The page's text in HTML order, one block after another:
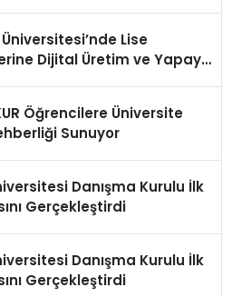
Lise
Dijital Üretim ve Yapay
Öğrencilere Üniversite
Sunuyor
Danışma Kurulu İlk
Gerçekleştirdi
Danışma Kurulu İlk
Gerçekleştirdi